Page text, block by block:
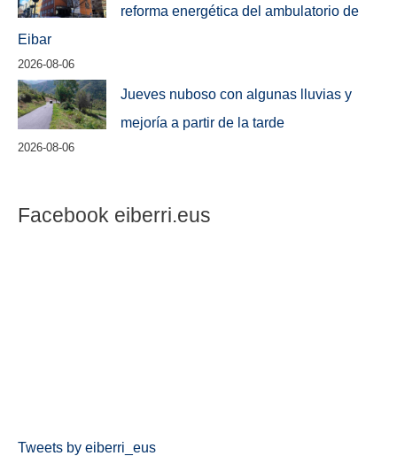
reforma energética del ambulatorio de
Eibar
2026-08-06
Jueves nuboso con algunas lluvias y
mejoría a partir de la tarde
2026-08-06
Facebook eiberri.eus
Tweets by eiberri_eus